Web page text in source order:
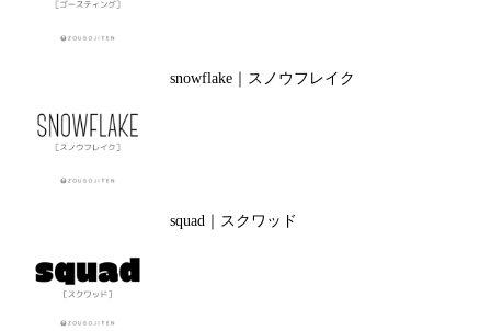
snowflake｜スノウフレイク
squad｜スクワッド